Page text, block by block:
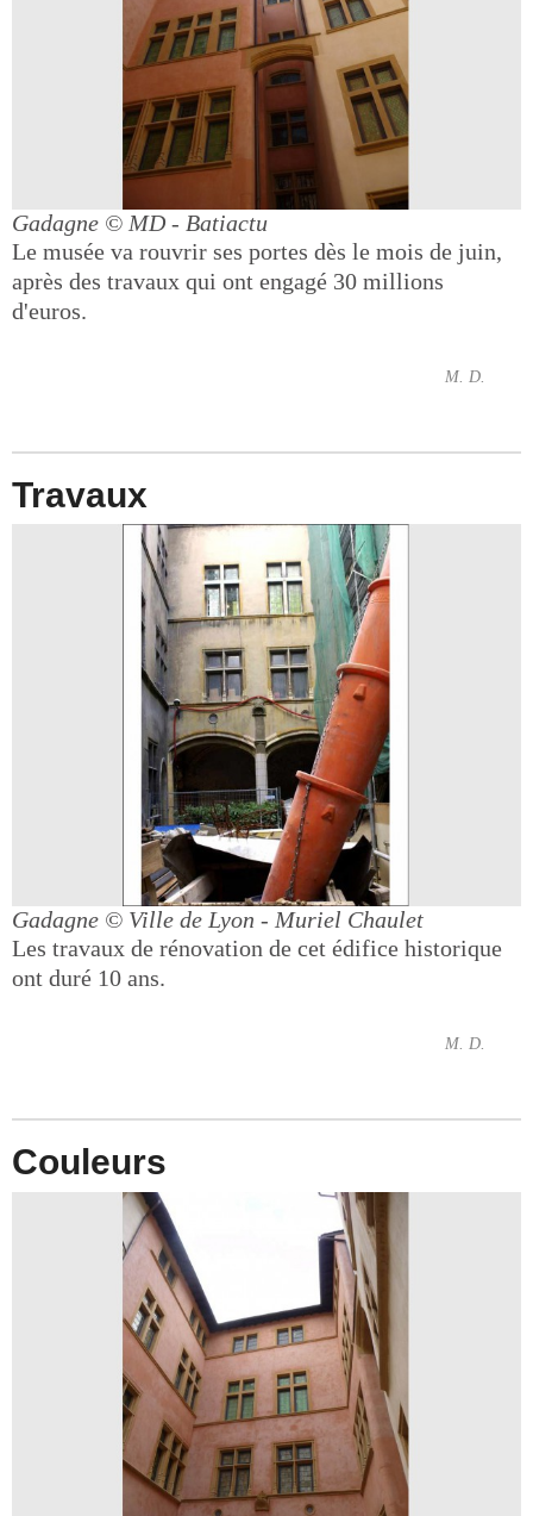
Gadagne © MD - Batiactu
Le musée va rouvrir ses portes dès le mois de juin,
après des travaux qui ont engagé 30 millions
d'euros.
M. D.
Travaux
Gadagne © Ville de Lyon - Muriel Chaulet
Les travaux de rénovation de cet édifice historique
ont duré 10 ans.
M. D.
Couleurs